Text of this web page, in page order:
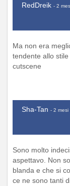
RedDreik - 2
Ma non era
tendente allo
cutscene
Sha-Tan - 2 mesi
Sono molto
aspettavo. Non
blanda e che si
ce ne sono tanti